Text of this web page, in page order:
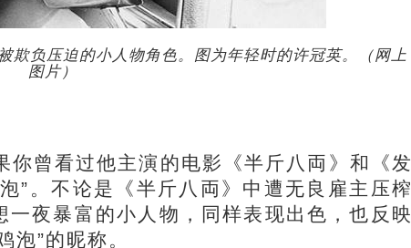
欺负压迫的小人物角色。图为年轻时的许冠英。（网上
图片）
曾看过他主演的电影《半斤八両》和《发
”。不论是《半斤八両》中遭无良雇主压榨
夜暴富的小人物，同样表现出色，也反映
泡”的昵称。